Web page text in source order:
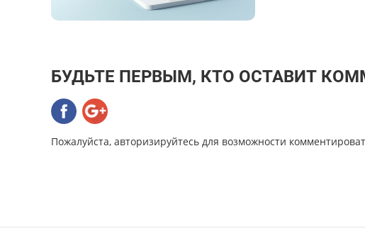
БУДЬТЕ ПЕРВЫМ, КТО ОСТАВИТ
Пожалуйста, авторизируйтесь для возможности